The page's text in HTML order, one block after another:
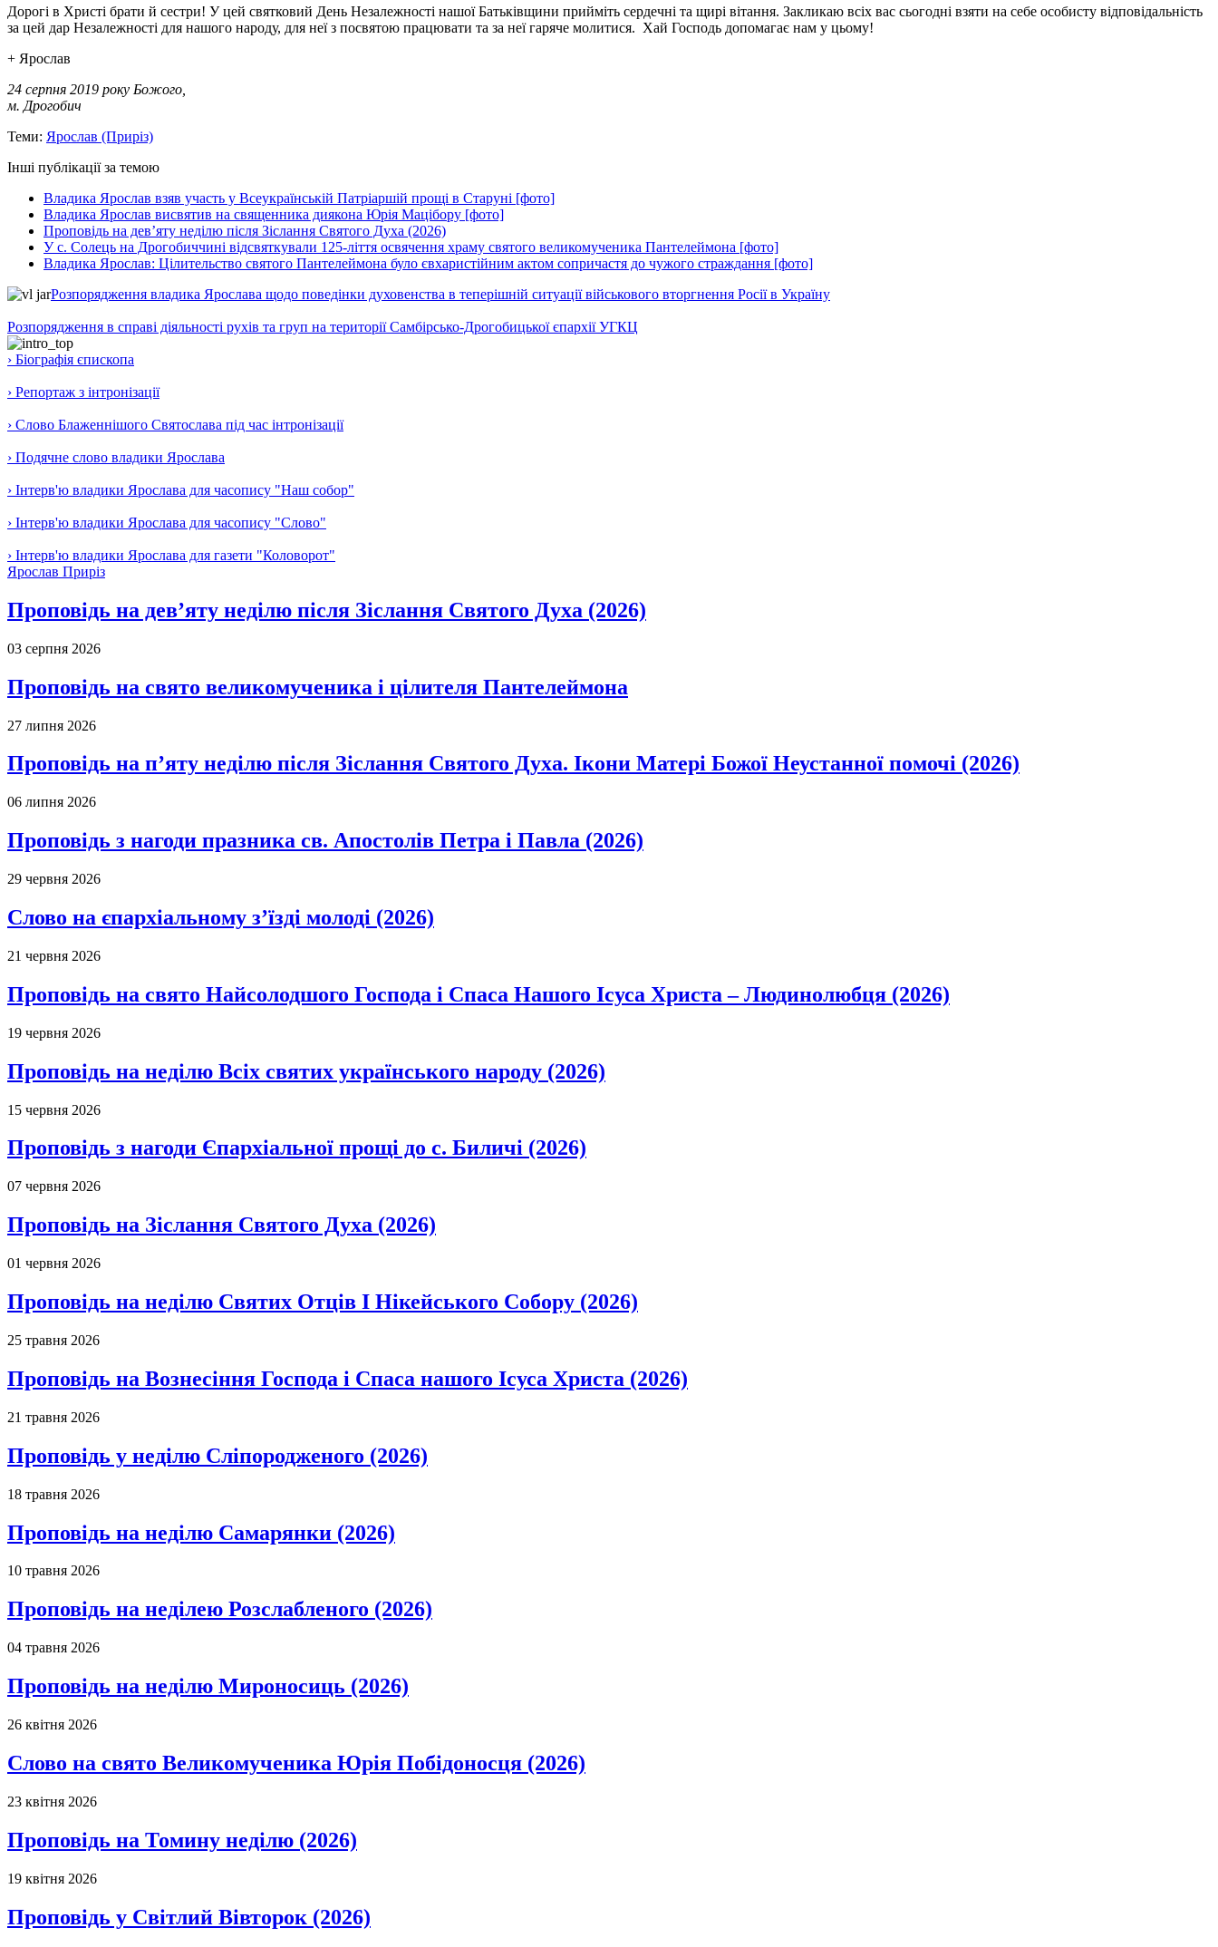
Дорогі в Христі брати й сестри! У цей святковий День Незалежності нашої Батьківщини прийміть сердечні та щирі вітання. Закликаю всіх вас сьогодні взяти на себе особисту відповідальність
за цей дар Незалежності для нашого народу, для неї з посвятою працювати та за неї гаряче молитися. Хай Господь допомагає нам у цьому!
+ Ярослав
24 серпня 2019 року Божого,
м. Дрогобич
Теми: Ярослав (Приріз)
Інші публікації за темою
Владика Ярослав взяв участь у Всеукраїнській Патріаршій прощі в Старуні [фото]
Владика Ярослав висвятив на священника диякона Юрія Мацібору [фото]
Проповідь на дев’яту неділю після Зіслання Святого Духа (2026)
У с. Солець на Дрогобиччині відсвяткували 125-ліття освячення храму святого великомученика Пантелеймона [фото]
Владика Ярослав: Цілительство святого Пантелеймона було євхаристійним актом сопричастя до чужого страждання [фото]
Розпорядження владика Ярослава щодо поведінки духовенства в теперішній ситуації військового вторгнення Росії в Україну
Розпорядження в справі діяльності рухів та груп на території Самбірсько-Дрогобицької єпархії УГКЦ
› Біографія єпископа
› Репортаж з інтронізації
› Слово Блаженнішого Святослава під час інтронізації
› Подячне слово владики Ярослава
› Інтерв'ю владики Ярослава для часопису "Наш собор"
› Інтерв'ю владики Ярослава для часопису "Слово"
› Інтерв'ю владики Ярослава для газети "Коловорот"
Ярослав Приріз
Проповідь на дев’яту неділю після Зіслання Святого Духа (2026)
03 серпня 2026
Проповідь на свято великомученика і цілителя Пантелеймона
27 липня 2026
Проповідь на п’яту неділю після Зіслання Святого Духа. Ікони Матері Божої Неустанної помочі (2026)
06 липня 2026
Проповідь з нагоди празника св. Апостолів Петра і Павла (2026)
29 червня 2026
Слово на єпархіальному з’їзді молоді (2026)
21 червня 2026
Проповідь на свято Найсолодшого Господа і Спаса Нашого Ісуса Христа – Людинолюбця (2026)
19 червня 2026
Проповідь на неділю Всіх святих українського народу (2026)
15 червня 2026
Проповідь з нагоди Єпархіальної прощі до с. Биличі (2026)
07 червня 2026
Проповідь на Зіслання Святого Духа (2026)
01 червня 2026
Проповідь на неділю Святих Отців І Нікейського Собору (2026)
25 травня 2026
Проповідь на Вознесіння Господа і Спаса нашого Ісуса Христа (2026)
21 травня 2026
Проповідь у неділю Сліпородженого (2026)
18 травня 2026
Проповідь на неділю Самарянки (2026)
10 травня 2026
Проповідь на неділею Розслабленого (2026)
04 травня 2026
Проповідь на неділю Мироносиць (2026)
26 квітня 2026
Слово на свято Великомученика Юрія Побідоносця (2026)
23 квітня 2026
Проповідь на Томину неділю (2026)
19 квітня 2026
Проповідь у Світлий Вівторок (2026)